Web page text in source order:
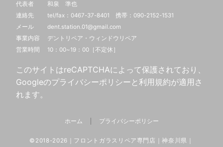
代表者 和泉 準也
連絡先 tel/fax：0467-37-8401 携帯： 090-2152-1531
メール dent.station.01@gmail.com
事業内容 デントリペア・ウィンドウリペア
営業時間 10：00~19：00［不定休］
このサイトはreCAPTCHAによって保護されており、
Googleのプライバシーポリシー と 利用規約が適用さ
れます。
ホーム プライバシーポリシー
©2018-2026｜フロントガラスリペア専門店｜神奈川県｜